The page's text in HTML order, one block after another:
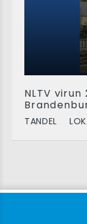
NLTV virun
TANDEL